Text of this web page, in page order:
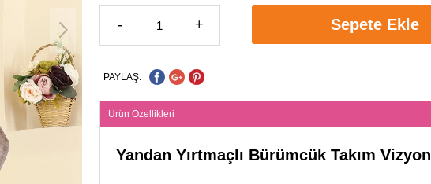
- + Sepete Ekle
PAYLAŞ:
Ürün Özellikleri
Yandan Yırtmaçlı Bürümcük Takım Vizyon